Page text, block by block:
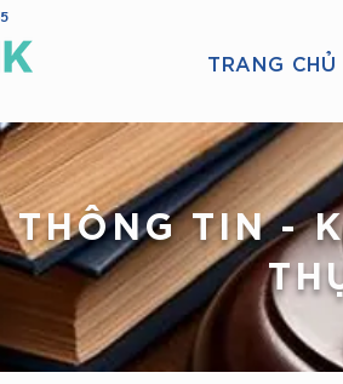
TRANG CHỦ
THÔNG TIN -